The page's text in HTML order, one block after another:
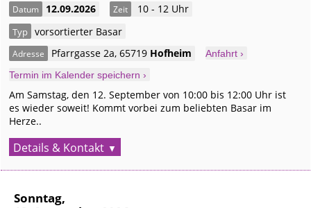
Datum 12.09.2026 Zeit 10 - 12 Uhr
Typ vorsortierter Basar
Adresse Pfarrgasse 2a,65719 Hofheim
Anfahrt ›
Termin im Kalender speichern ›
Am Samstag, den 12. September von 10:00 bis 12:00 Uhr ist
es wieder soweit! Kommt vorbei zum beliebten Basar im
Herze..
Details & Kontakt
Sonntag,